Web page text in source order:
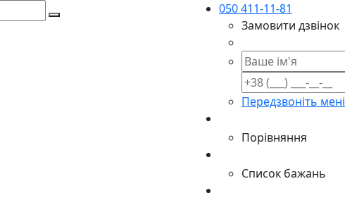
050 411-11-81
Замовити дзвінок
Передзвоніть мені
Порівняння
Список бажань